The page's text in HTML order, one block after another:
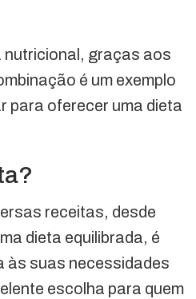
nutricional, graças aos
é um exemplo
para oferecer uma dieta
receitas, desde
dieta equilibrada, é
às suas necessidades
escolha para quem